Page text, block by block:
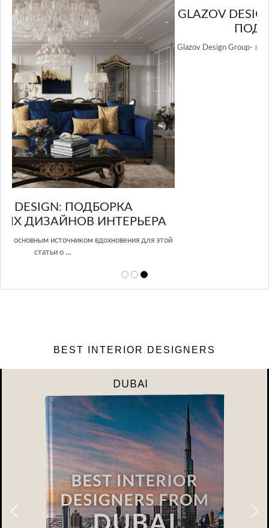
GLAZOV DESIGN GROUP – УНИКАЛЬНЫЙ
ПОДХОД К ДИЗАЙНУ
Glazov Design Group- это одна из лучших студий дизайна интерьера
BEST INTERIOR DESIGNERS
DUBAI